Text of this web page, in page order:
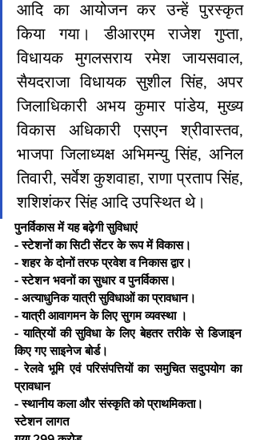
आदि का आयोजन कर उन्हें पुरस्कृत
किया गया। डीआरएम राजेश गुप्ता,
विधायक मुगलसराय रमेश जायसवाल,
सैयदराजा विधायक सुशील सिंह, अपर
जिलाधिकारी अभय कुमार पांडेय, मुख्य
विकास अधिकारी एसएन श्रीवास्तव,
भाजपा जिलाध्यक्ष अभिमन्यु सिंह, अनिल
तिवारी, सर्वेश कुशवाहा, राणा प्रताप सिंह,
शशिशंकर सिंह आदि उपस्थित थे।
पुनर्विकास में यह बढ़ेगी सुविधाएं
- स्टेशनों का सिटी सेंटर के रूप में विकास।
- शहर के दोनों तरफ प्रवेश व निकास द्वार।
- स्टेशन भवनों का सुधार व पुनर्विकास।
- अत्याधुनिक यात्री सुविधाओं का प्रावधान।
- यात्री आवागमन के लिए सुगम व्यवस्था ।
- यात्रियों की सुविधा के लिए बेहतर तरीके से डिजाइन
किए गए साइनेज बोर्ड।
- रेलवे भूमि एवं परिसंपत्तियों का समुचित सदुपयोग का
प्रावधान
- स्थानीय कला और संस्कृति को प्राथमिकता।
स्टेशन लागत